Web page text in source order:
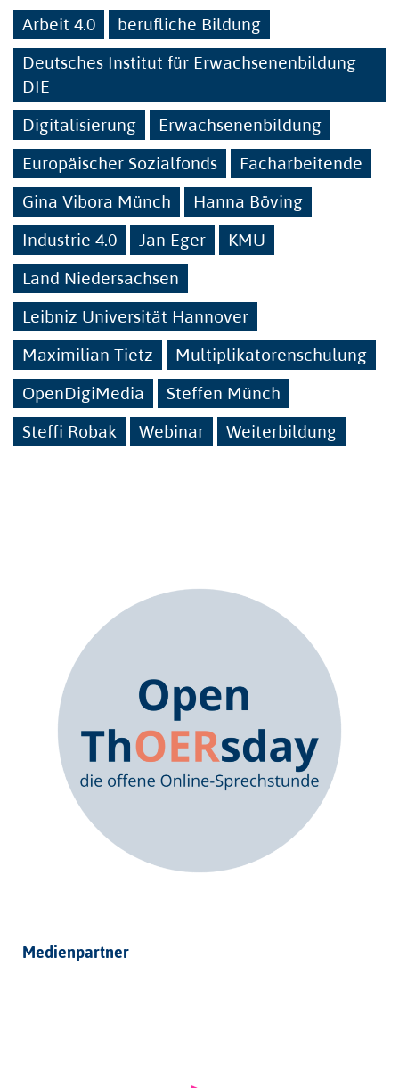
Arbeit 4.0
berufliche Bildung
Deutsches Institut für Erwachsenenbildung
DIE
Digitalisierung
Erwachsenenbildung
Europäischer Sozialfonds
Facharbeitende
Gina Vibora Münch
Hanna Böving
Industrie 4.0
Jan Eger
KMU
Land Niedersachsen
Leibniz Universität Hannover
Maximilian Tietz
Multiplikatorenschulung
OpenDigiMedia
Steffen Münch
Steffi Robak
Webinar Weiterbildung
Medienpartner